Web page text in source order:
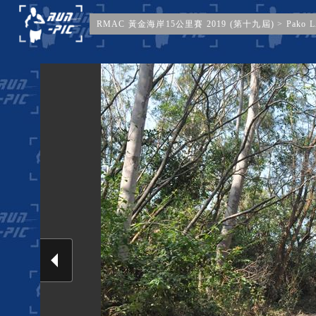
RMAC 黃金海岸15公里賽 2019 (第十九屆) > Pako